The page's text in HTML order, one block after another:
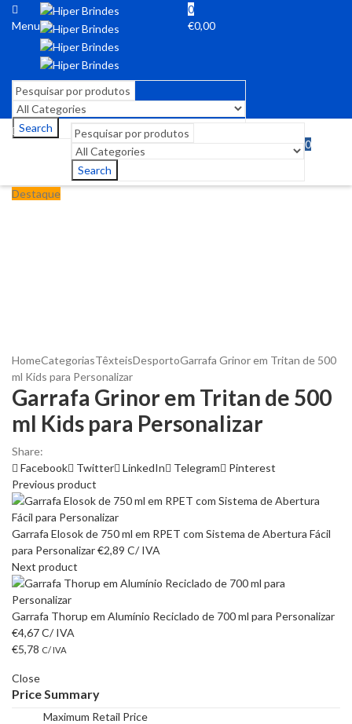
Menu
0
€0,00
Search
Search
0
Destaque
HomeCategoriasTêxteisDesportoGarrafa Grinor em Tritan de 500
ml Kids para Personalizar
Garrafa Grinor em Tritan de 500
ml Kids para Personalizar
Share:
Facebook
Twitter LinkedIn Telegram
Pinterest
Previous product
Garrafa Elosok de 750 ml em RPET com Sistema de Abertura Fácil
para Personalizar€2,89 C/ IVA
Next product
Garrafa Thorup em Alumínio Reciclado de 700 ml para Personalizar
€4,67C/ IVA
€5,78 C/ IVA
Close
Price Summary
Maximum Retail Price